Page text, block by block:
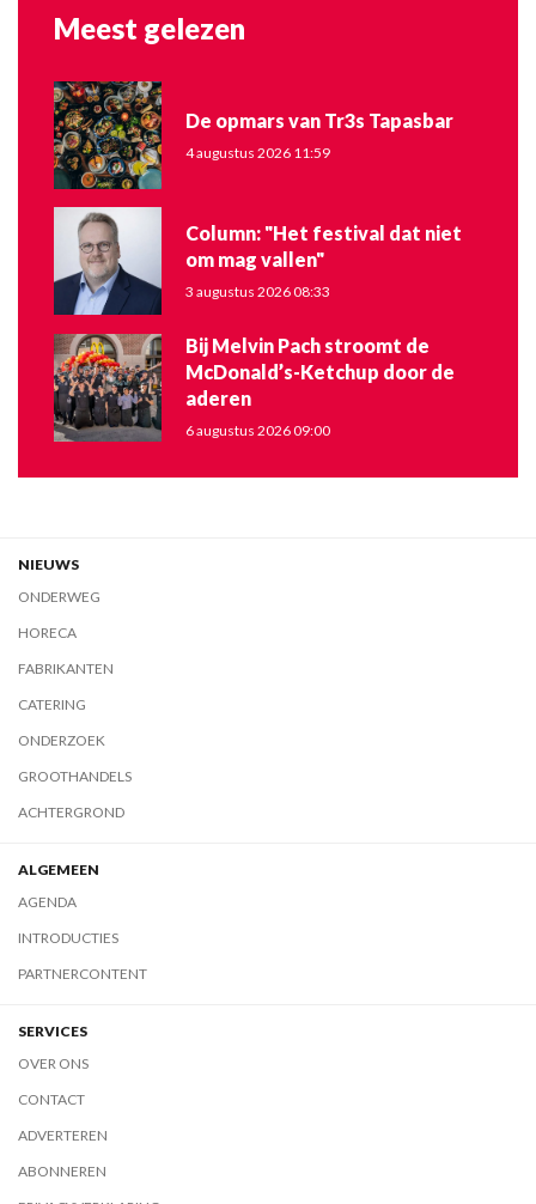
Meest gelezen
De opmars van Tr3s Tapasbar
4 augustus 2026 11:59
Column: "Het festival dat niet
om mag vallen"
3 augustus 2026 08:33
Bij Melvin Pach stroomt de
McDonald’s-Ketchup door de
aderen
6 augustus 2026 09:00
NIEUWS
ONDERWEG
HORECA
FABRIKANTEN
CATERING
ONDERZOEK
GROOTHANDELS
ACHTERGROND
ALGEMEEN
AGENDA
INTRODUCTIES
PARTNERCONTENT
SERVICES
OVER ONS
CONTACT
ADVERTEREN
ABONNEREN